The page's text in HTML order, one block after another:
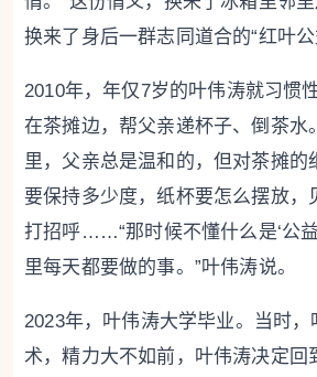
换来了身后一群志同道合的“红叶公
2010年，年仅7岁的叶伟涛就习惯
在茶摊边，帮父亲递杯子、倒茶水
里，父亲总是温和的，但对茶摊的
要保持多少度，纸杯要怎么摆放，
打招呼……“那时候不懂什么是‘公
里每天都要做的事。”叶伟涛说。
2023年，叶伟涛大学毕业。当时
术，精力大不如前，叶伟涛决定回